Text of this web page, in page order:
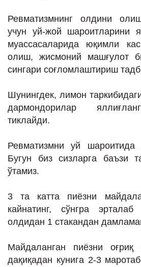
Ревматизмнинг олдини
учун уй-жой шароитларини
муассасаларида юқимли
олиш, жисмоний машғулот
сингари соғломлаштириш
Шунингдек, лимон
дармондорилар
тиклайди.
Ревматизмни уй
Бугун биз сизларга баъзи
ўтамиз.
3 та катта пиёзни
кайнатинг, сўнгра
олдидан 1 стакандан
Майдаланган пиёзни
дақиқадан кунига 2-3